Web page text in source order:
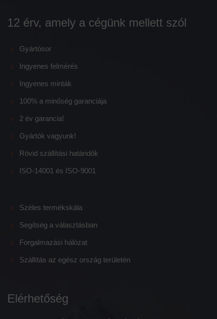
12 érv, amely a cégünk mellett szól
Gyártósor
Ingyenes felmérés
Ingyenes minták
100% a minőség garanciája
2 év garancia!
Gyártók vagyunk!
Rövid szállítási határidők
ISO-14001 és ISO-9001
Széles termékskála
Segítség a választásban
Forgalmazási hálózat
Szállítás az egész ország területén
Elérhetőség